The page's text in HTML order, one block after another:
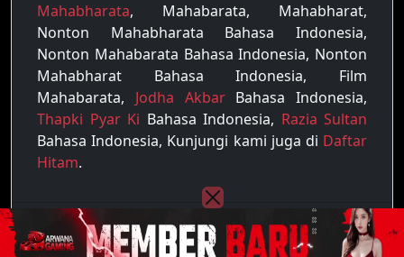
Mahabharata, Mahabarata, Mahabharat,
Nonton Mahabharata Bahasa Indonesia,
Nonton Mahabarata Bahasa Indonesia, Nonton
Mahabharat Bahasa Indonesia, Film
Mahabarata, Jodha AkbarBahasa Indonesia,
Thapki Pyar Ki Bahasa Indonesia, Razia Sultan
Bahasa Indonesia, Kunjungi kami juga di Daftar
Hitam.
Copyright © 2022 - 2026 Raja Film| All rights
reserved